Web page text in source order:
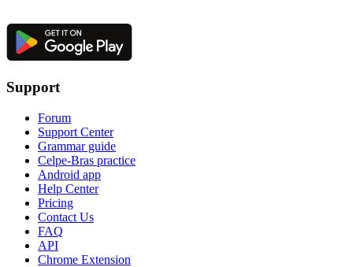
Support
Forum
Support Center
Grammar guide
Celpe-Bras practice
Android app
Help Center
Pricing
Contact Us
FAQ
API
Chrome Extension